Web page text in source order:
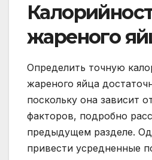
жареного
Определить точную
жареного яйца
поскольку она зависит
факторов, подробно
предыдущем разделе.
привести усредненные